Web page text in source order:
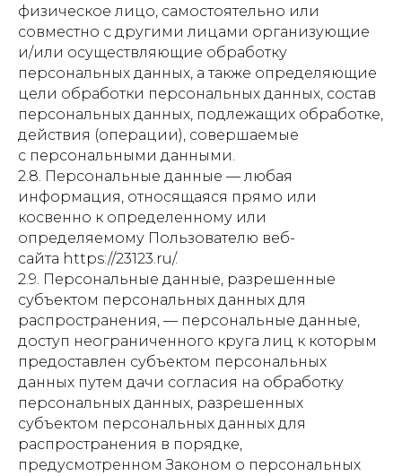
физическое лицо, самостоятельно или
совместно с другими лицами организующие
и/или осуществляющие обработку
персональных данных, а также определяющие
цели обработки персональных данных, состав
персональных данных, подлежащих обработке,
действия (операции), совершаемые
с персональными данными.
2.8. Персональные данные — любая
информация, относящаяся прямо или
косвенно к определенному или
определяемому Пользователю веб-
сайта https://23123.ru/.
2.9. Персональные данные, разрешенные
субъектом персональных данных для
распространения, — персональные данные,
доступ неограниченного круга лиц к которым
предоставлен субъектом персональных
данных путем дачи согласия на обработку
персональных данных, разрешенных
субъектом персональных данных для
распространения в порядке,
предусмотренном Законом о персональных